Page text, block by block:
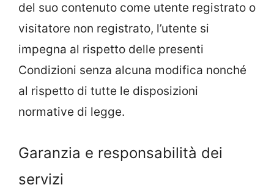
del suo contenuto come utente registrato o
visitatore non registrato, l’utente si
impegna al rispetto delle presenti
Condizioni senza alcuna modifica nonché
al rispetto di tutte le disposizioni
normative di legge.
Garanzia e responsabilità dei
servizi